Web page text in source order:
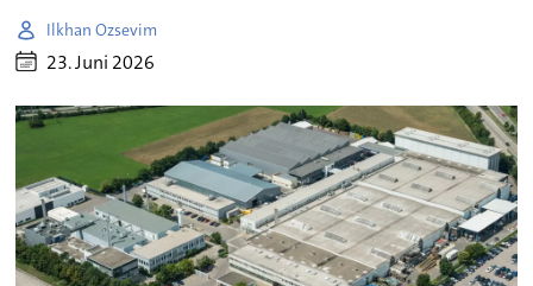
Ilkhan Ozsevim
23. Juni 2026